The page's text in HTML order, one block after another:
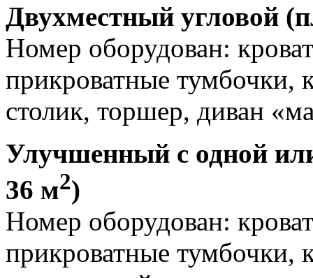
Двухместный угловой
Номер оборудован:
прикроватные тумбочки,
столик, торшер, диван
Улучшенный с одной
36 м2)
Номер оборудован:
прикроватные тумбочки,